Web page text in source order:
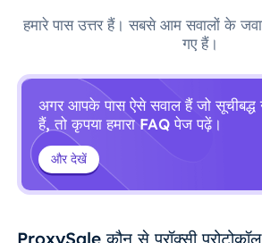
हमारे पास उत्तर हैं। सबसे आम सवालों के
गए हैं।
अगर आपके पास ऐसे सवाल हैं जो सूचीबद्ध
हैं, तो कृपया हमारा FAQ पेज पढ़ें।
और देखें